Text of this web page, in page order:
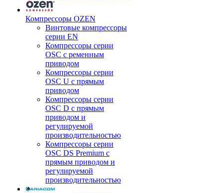
Компрессоры OZEN
Винтовые компрессоры
серии EN
Компрессоры серии
OSC с ременным
приводом
Компрессоры серии
OSC U с прямым
приводом
Компрессоры серии
OSC D с прямым
приводом и
регулируемой
производительностью
Компрессоры серии
OSC DS Premium с
прямым приводом и
регулируемой
производительностью